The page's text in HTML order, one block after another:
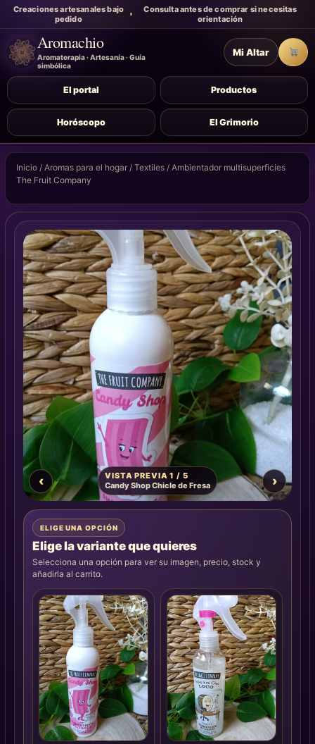
Creaciones artesanales bajo
pedido
Consulta antes de comprar si necesitas
orientación
Aromachio
Aromaterapia · Artesanía · Guía
simbólica
El portal Productos
Horóscopo El Grimorio
Mi Altar
Inicio / Aromas para el hogar / Textiles / Ambientador multisuperficies
The Fruit Company
‹
VISTA PREVIA 1 / 5
Candy Shop Chicle de Fresa
›
ELIGE UNA OPCIÓN
Elige la variante que quieres
Selecciona una opción para ver su imagen, precio, stock y
añadirla al carrito.